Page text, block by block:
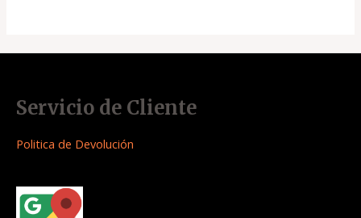
Servicio de Cliente
Politica de Devolución